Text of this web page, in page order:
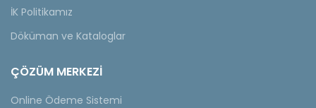
İK Politikamız
Döküman ve Kataloglar
ÇÖZÜM MERKEZİ
Online Ödeme Sistemi